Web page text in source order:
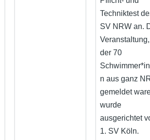
Techniktest
SV NRW an.
der 70
n aus ganz
gemeldet
wurde
ausgerichtet
1. SV Köln.